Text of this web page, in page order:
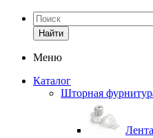
Найти
Меню
Каталог
Шторная